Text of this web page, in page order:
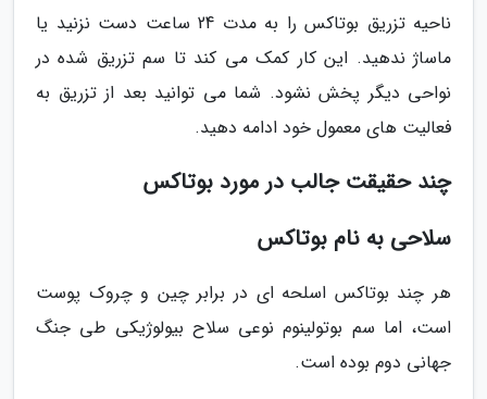
ناحیه تزریق بوتاکس را به مدت 24 ساعت دست نزنید یا
ماساژ ندهید. این کار کمک می کند تا سم تزریق شده در
نواحی دیگر پخش نشود. شما می توانید بعد از تزریق به
فعالیت های معمول خود ادامه دهید.
چند حقیقت جالب در مورد بوتاکس
سلاحی به نام بوتاکس
هر چند بوتاکس اسلحه ای در برابر چین و چروک پوست
است، اما سم بوتولینوم نوعی سلاح بیولوژیکی طی جنگ
جهانی دوم بوده است.